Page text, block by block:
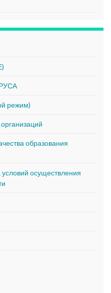
режим)
образования
осуществления